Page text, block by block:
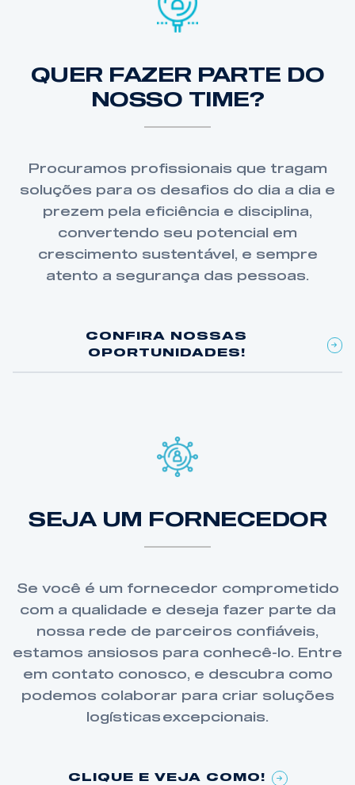
QUER FAZER PARTE DO
NOSSO TIME?
Procuramos profissionais que tragam
soluções para os desafios do dia a dia e
prezem pela eficiência e disciplina,
convertendo seu potencial em
crescimento sustentável, e sempre
atento a segurança das pessoas.
CONFIRA NOSSAS
OPORTUNIDADES!
SEJA UM FORNECEDOR
Se você é um fornecedor comprometido
com a qualidade e deseja fazer parte da
nossa rede de parceiros confiáveis,
estamos ansiosos para conhecê-lo. Entre
em contato conosco, e descubra como
podemos colaborar para criar soluções
logísticas excepcionais.
CLIQUE E VEJA COMO!